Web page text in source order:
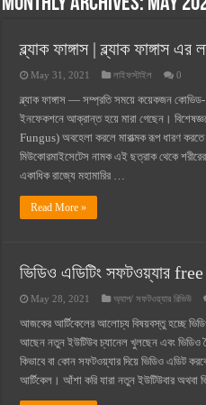
সুপারক্রিট সিমেন্ট দাম ২০২৫
জুডিশিয়াল ম্যাজিস্ট্রেট কি? জুডিশিয়াল
ওয়ালটন মোবাইল কিস্তিতে কেনার নিয়ম ২০২৫
ওয়ালটন টিভি কিস্তিতে কেনার নিয়ম ২০২৫
গ্রামে লাভজনক ব্যবসা ২০২৫ ও গ্রামের
জেনে নিন, বর্তমানে মোবাইল ঘড়ি দাম কত ২০২৫
ব্ল্যাক ফাঙ্গাস | ব্ল্যাক ফাঙ্গাস এর
May 31, 2021 লাইফস্টাইল 0
ব্ল্যাক ফাঙ্গাস — সম্প্রতি সময়ে কয়েকজন
ইনফেকশনে আক্রান্ত হয়ে মারা গেছেন।
Fungus) অবহেলা করলে মারাত্মক রূপ ধারণ করতে
মিউকোরমাইসেটেস নামক এই ছত্রাক থেকে
একাধিক রাজ্যে মহামারির …
Read More »
ভিডিও এডিটিং সফটওয়্যার
May 28, 2021 অ্যাপ/ সফটওয়্যার রিভিউ
আজকের আর্টিকেলের আলোচ্য বিষয়বস্তু হচ্ছে
আছেন নতুন ইউটিউব চ্যানেল খুলছেন এবং ভিডিও
কিভাবে বা কোন সফটওয়্যার দিয়ে ভিডিও
আর্টিকেল। আঁশা করি যারা নতুন ইউটিউবার অথবা